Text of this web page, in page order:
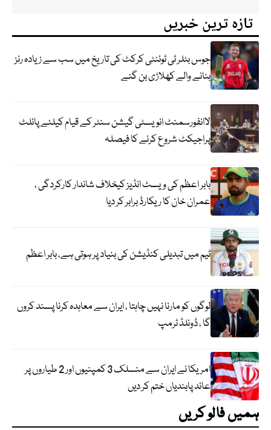
تازہ ترین خبریں
جوس بٹلر ٹی ٹوئنٹی کرکٹ کی تاریخ میں سب سے زیادہ رنز
بنانے والے کھلاڑی بن گئے
لاانفورسمنٹ انویسٹی گیشن سنٹر کے قیام کیلئے پائلٹ
پراجیکٹ شروع کرنے کا فیصلہ
بابر اعظم کی ویسٹ انڈیز کیخلاف شاندار کارکردگی ،
عمران خان کا ریکارڈ برابر کر دیا
ٹیم میں تبدیلی کنڈیشن کی بنیاد پر ہوتی ہے، بابر اعظم
لوگوں کو مارنا نہیں چاہتا ، ایران سے معاہدہ کرنا پسند کروں
گا ، ڈونلڈ ٹرمپ
امریکا نے ایران سے منسلک 3 کمپنیوں اور 2 طیاروں پر
عائد پابندیاں ختم کر دیں
ہمیں فالو کریں